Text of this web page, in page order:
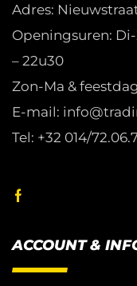
Adres:
Openingsuren: Di-
– 22u30
Zon-Ma &
E-mail:
Tel: +32 014/
ACCOUNT &